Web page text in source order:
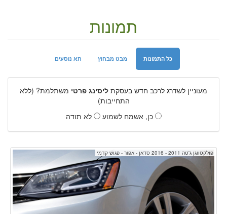
תמונות
תא נוסעים מבט מבחוץ כל התמונות
מעוניין לשדרג לרכב חדש בעסקת ליסינג פרטי משתלמת? (ללא
התחייבות)
כן, אשמח לשמוע
לא תודה
פולקסווגן ג'טה 2011 - 2016 סדאן - אפור - פגוש קדמי